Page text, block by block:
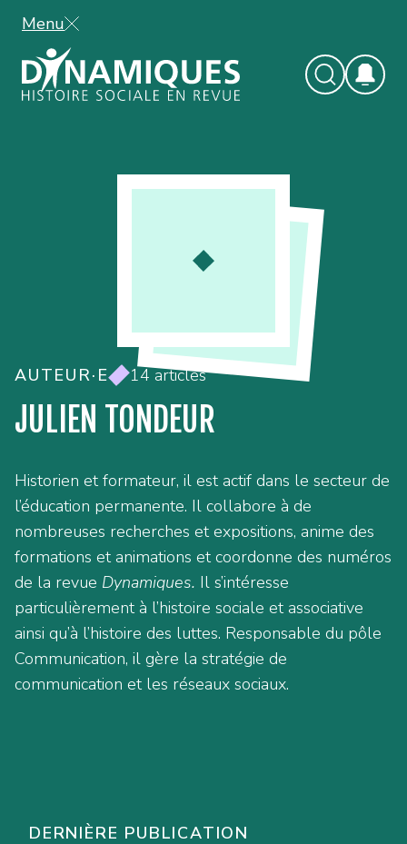
Menu
AUTEUR·E 14 articles
JULIEN TONDEUR
Historien et formateur, il est actif dans le secteur de
l’éducation permanente. Il collabore à de
nombreuses recherches et expositions, anime des
formations et animations et coordonne des numéros
de la revue Dynamiques. Il s’intéresse
particulièrement à l’histoire sociale et associative
ainsi qu’à l’histoire des luttes. Responsable du pôle
Communication, il gère la stratégie de
communication et les réseaux sociaux.
DERNIÈRE PUBLICATION